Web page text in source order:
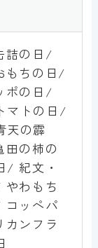
詰の日/
もちの日/
ポの日/
マトの日/
天の霹
の柿の
/ 紀文・
わもち
ッペパ
ンフラ